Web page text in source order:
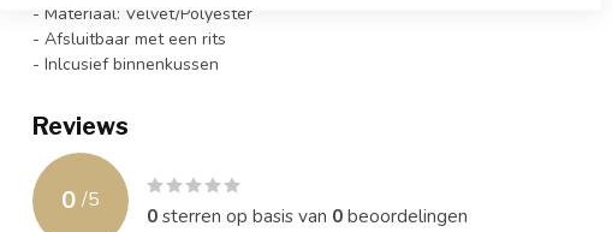
- Materiaal: Velvet/Polyester
- Afsluitbaar met een rits
- Inlcusief binnenkussen
Reviews
0 /5
0sterren op basis van 0beoordelingen